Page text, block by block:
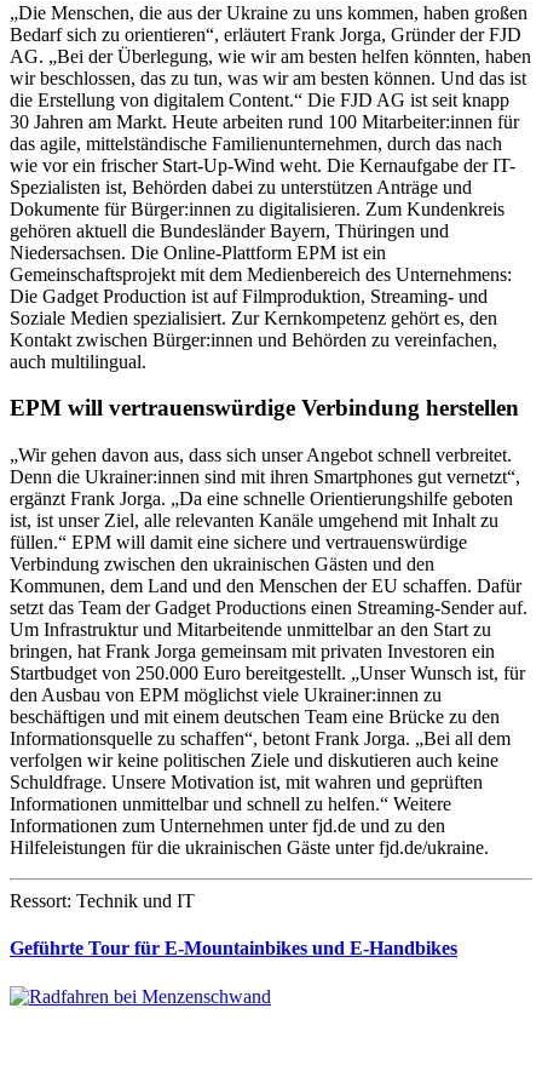
„Die Menschen, die aus der Ukraine zu uns kommen, haben großen
Bedarf sich zu orientieren“, erläutert Frank Jorga, Gründer der FJD
AG. „Bei der Überlegung, wie wir am besten helfen könnten, haben
wir beschlossen, das zu tun, was wir am besten können. Und das ist
die Erstellung von digitalem Content.“ Die FJD AG ist seit knapp
30 Jahren am Markt. Heute arbeiten rund 100 Mitarbeiter:innen für
das agile, mittelständische Familienunternehmen, durch das nach
wie vor ein frischer Start-Up-Wind weht. Die Kernaufgabe der IT-
Spezialisten ist, Behörden dabei zu unterstützen Anträge und
Dokumente für Bürger:innen zu digitalisieren. Zum Kundenkreis
gehören aktuell die Bundesländer Bayern, Thüringen und
Niedersachsen. Die Online-Plattform EPM ist ein
Gemeinschaftsprojekt mit dem Medienbereich des Unternehmens:
Die Gadget Production ist auf Filmproduktion, Streaming- und
Soziale Medien spezialisiert. Zur Kernkompetenz gehört es, den
Kontakt zwischen Bürger:innen und Behörden zu vereinfachen,
auch multilingual.
EPM will vertrauenswürdige Verbindung herstellen
„Wir gehen davon aus, dass sich unser Angebot schnell verbreitet.
Denn die Ukrainer:innen sind mit ihren Smartphones gut vernetzt“,
ergänzt Frank Jorga. „Da eine schnelle Orientierungshilfe geboten
ist, ist unser Ziel, alle relevanten Kanäle umgehend mit Inhalt zu
füllen.“ EPM will damit eine sichere und vertrauenswürdige
Verbindung zwischen den ukrainischen Gästen und den
Kommunen, dem Land und den Menschen der EU schaffen. Dafür
setzt das Team der Gadget Productions einen Streaming-Sender auf.
Um Infrastruktur und Mitarbeitende unmittelbar an den Start zu
bringen, hat Frank Jorga gemeinsam mit privaten Investoren ein
Startbudget von 250.000 Euro bereitgestellt. „Unser Wunsch ist, für
den Ausbau von EPM möglichst viele Ukrainer:innen zu
beschäftigen und mit einem deutschen Team eine Brücke zu den
Informationsquelle zu schaffen“, betont Frank Jorga. „Bei all dem
verfolgen wir keine politischen Ziele und diskutieren auch keine
Schuldfrage. Unsere Motivation ist, mit wahren und geprüften
Informationen unmittelbar und schnell zu helfen.“ Weitere
Informationen zum Unternehmen unter fjd.de und zu den
Hilfeleistungen für die ukrainischen Gäste unter fjd.de/ukraine.
Ressort: Technik und IT
Geführte Tour für E-Mountainbikes und E-Handbikes